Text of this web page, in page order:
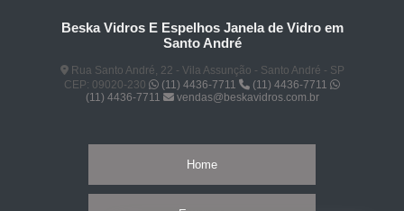
Beska Vidros E Espelhos Janela de Vidro em
Santo André
Rua Santo André, 22 - Vila Assunção - Santo André - SP
CEP: 09020-230
(11) 4436-7711
(11) 4436-7711
(11) 4436-7711
vendas@beskavidros.com.br
Home